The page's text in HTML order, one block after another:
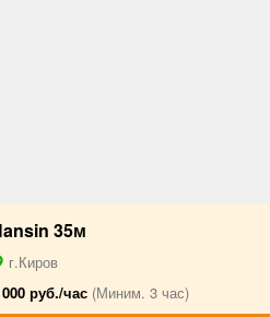
35м
г.Киров
руб./час(Миним. 3 час)